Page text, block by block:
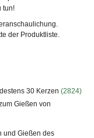
tun!
der Produktliste.
30 Kerzen (2824)
Gießen von
und Gießen des